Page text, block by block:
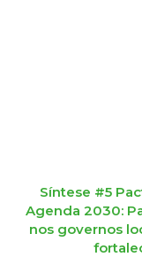
Síntese #5
Agenda 2030:
nos governos